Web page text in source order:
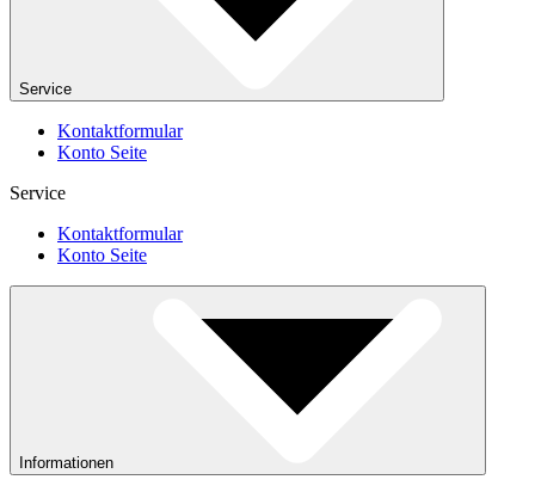
Service
Kontaktformular
Konto Seite
Service
Kontaktformular
Konto Seite
Informationen